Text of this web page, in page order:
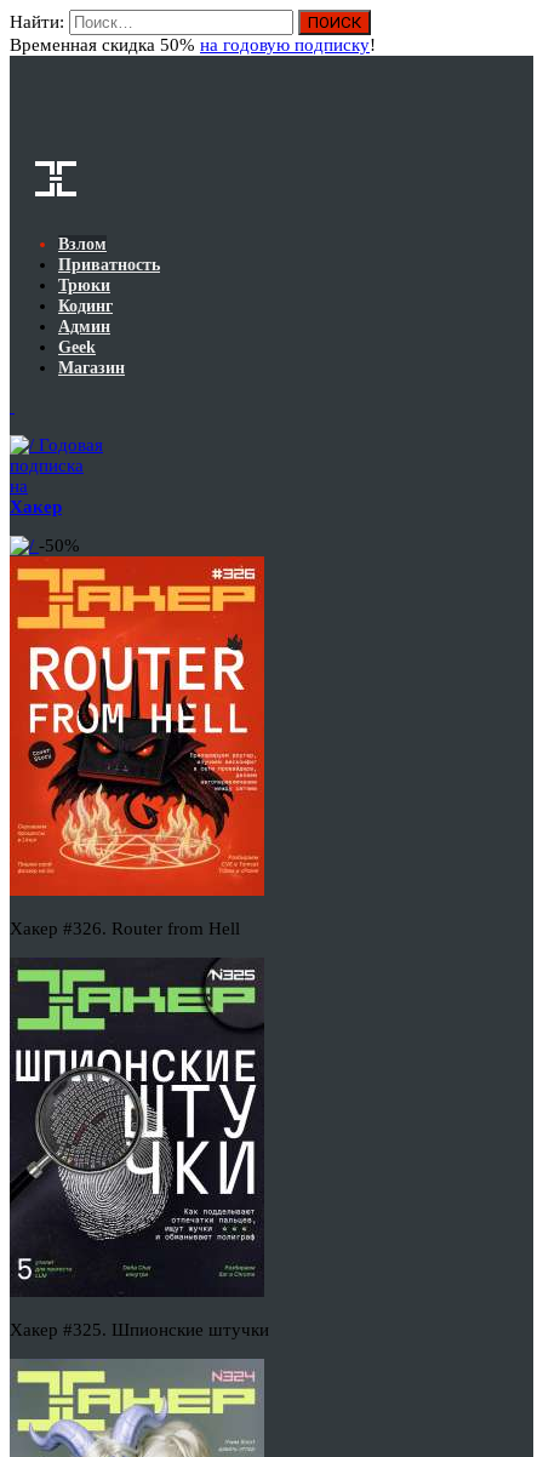
Найти:
Временная скидка 50% на годовую подписку!
Взлом
Приватность
Трюки
Кодинг
Админ
Geek
Магазин
Годовая
подписка
на
Хакер
-50%
Хакер #326. Router from Hell
Хакер #325. Шпионские штучки